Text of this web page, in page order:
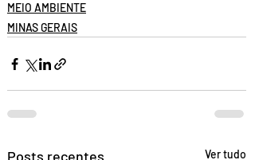
MEIO AMBIENTE
MINAS GERAIS
Posts recentes Ver tudo